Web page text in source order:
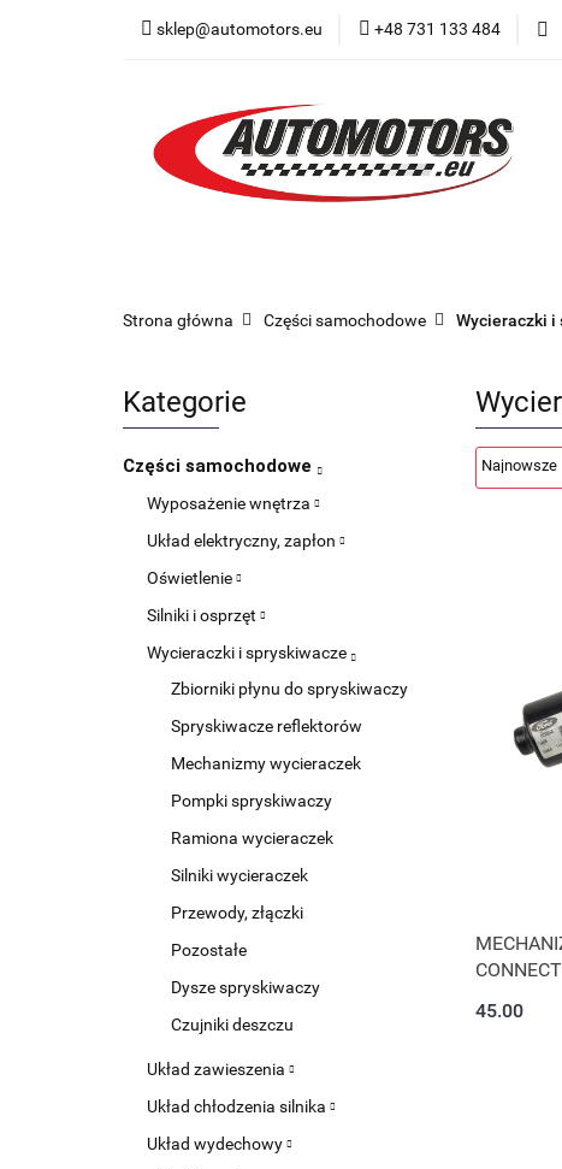
sklep@automotors.eu +48 731 133 484
Części samochodowe
Car audio
Strona główna Części samochodowe Wycieraczki i
Kategorie
Części samochodowe
Wyposażenie wnętrza
Układ elektryczny, zapłon
Oświetlenie
Silniki i osprzęt
Wycieraczki i spryskiwacze
Zbiorniki płynu do spryskiwaczy
Spryskiwacze reflektorów
Mechanizmy wycieraczek
Pompki spryskiwaczy
Ramiona wycieraczek
Silniki wycieraczek
Przewody, złączki
Pozostałe
Dysze spryskiwaczy
Czujniki deszczu
Układ zawieszenia
Układ chłodzenia silnika
Układ wydechowy
45.00